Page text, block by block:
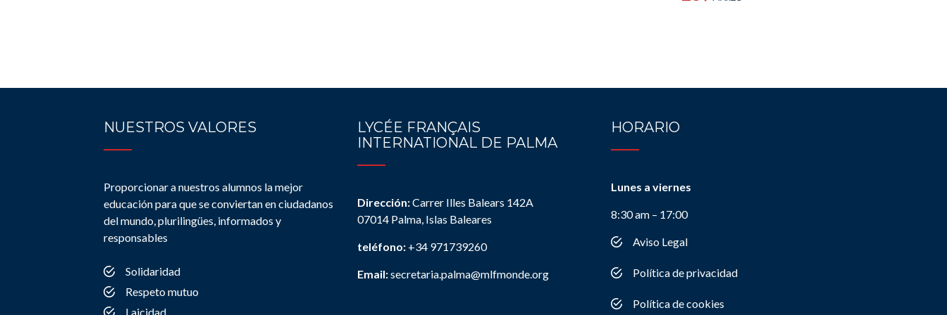
NUESTROS VALORES
Proporcionar a nuestros alumnos la mejor
educación para que se conviertan en ciudadanos
del mundo, plurilingües, informados y
responsables
Solidaridad
Respeto mutuo
Laicidad
LYCÉE FRANÇAIS
INTERNATIONAL DE PALMA
Dirección:Carrer Illes Balears 142A
07014 Palma, Islas Baleares
teléfono: +34 971739260
Email:secretaria.palma@mlfmonde.org
HORARIO
Lunes a viernes
8:30 am – 17:00
Aviso Legal
Política de privacidad
Política de cookies